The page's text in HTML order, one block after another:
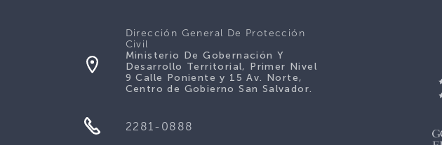
Dirección General De Protección
Civil
Ministerio De Gobernación Y
Desarrollo Territorial, Primer Nivel
9 Calle Poniente y 15 Av. Norte,
Centro de Gobierno San Salvador.
2281-0888